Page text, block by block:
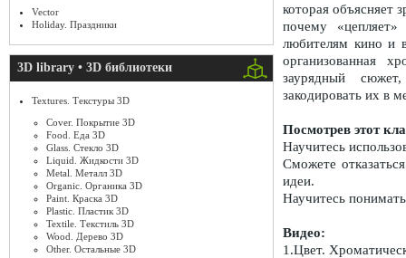
Vector
Holiday. Праздники
3D library • 3D библиотеки
Textures. Текстуры 3D
Cover. Покрытие 3D
Food. Еда 3D
Glass. Стекло 3D
Liquid. Жидкости 3D
Metal. Металл 3D
Organic. Органика 3D
Paint. Краска 3D
Plastic. Пластик 3D
Textile. Текстиль 3D
Wood. Дерево 3D
Other. Остальные 3D
которая объясняет
почему
любителям кино и
организованная
заурядный
закодировать их в
Посмотрев этот
Научитесь
Сможете
идеи.
Научитесь
Видео:
1.Цвет.